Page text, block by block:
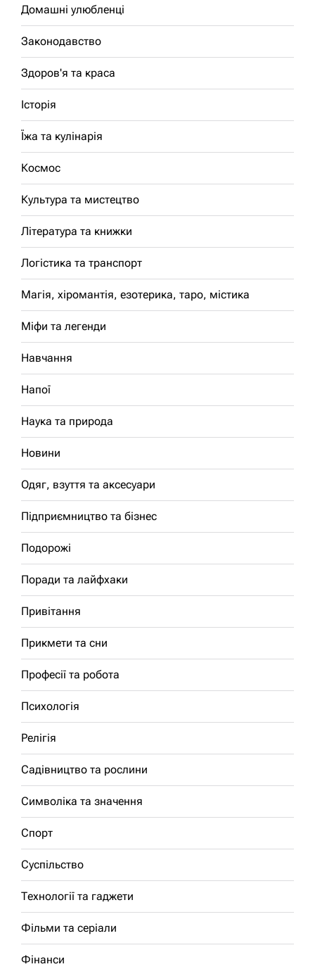
Домашні улюбленці
Законодавство
Здоров'я та краса
Історія
Їжа та кулінарія
Космос
Культура та мистецтво
Література та книжки
Логістика та транспорт
Магія, хіромантія, езотерика, таро, містика
Міфи та легенди
Навчання
Напої
Наука та природа
Новини
Одяг, взуття та аксесуари
Підприємництво та бізнес
Подорожі
Поради та лайфхаки
Привітання
Прикмети та сни
Професії та робота
Психологія
Релігія
Садівництво та рослини
Символіка та значення
Спорт
Суспільство
Технології та гаджети
Фільми та серіали
Фінанси